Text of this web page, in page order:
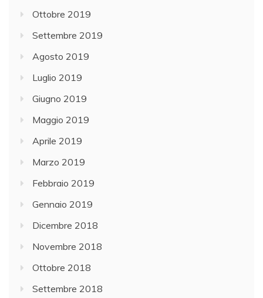
Ottobre 2019
Settembre 2019
Agosto 2019
Luglio 2019
Giugno 2019
Maggio 2019
Aprile 2019
Marzo 2019
Febbraio 2019
Gennaio 2019
Dicembre 2018
Novembre 2018
Ottobre 2018
Settembre 2018